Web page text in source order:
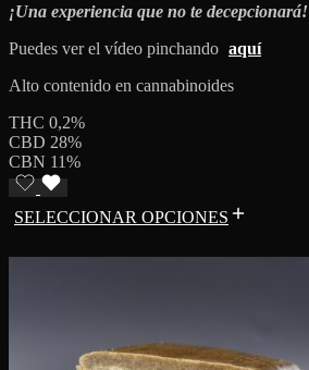
¡Una experiencia que no te decepcionará!
Puedes ver el vídeo pinchando aquí
Alto contenido en cannabinoides
THC 0,2%
CBD 28%
CBN 11%
SELECCIONAR OPCIONES